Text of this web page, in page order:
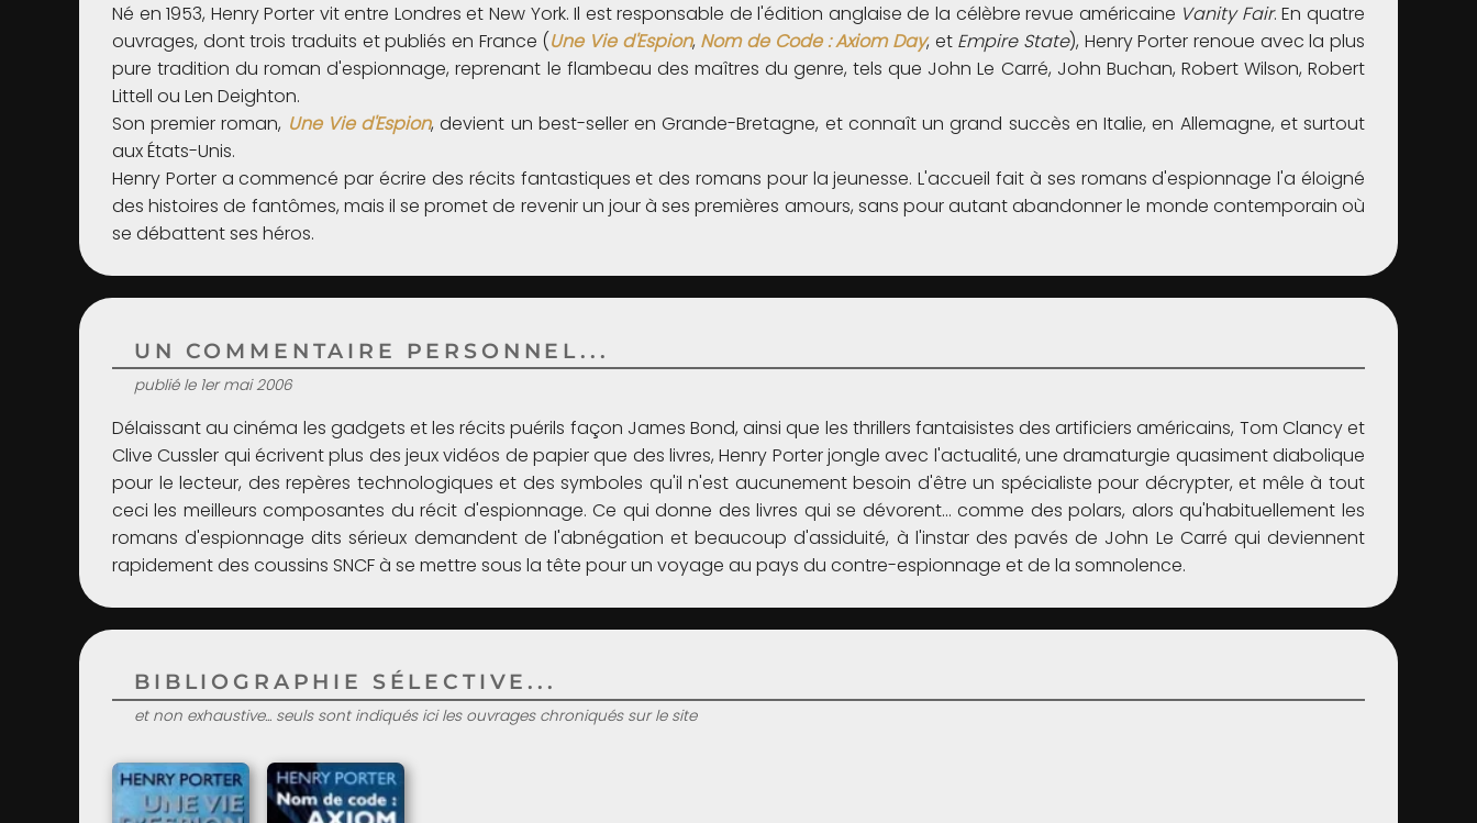
UN COMMENTAIRE PERSONNEL...
publié le 1er mai 2006
Délaissant au cinéma les gadgets et les récits puérils façon James Bond, ainsi que les thrillers fantaisistes des artificiers américains, Tom Clancy et
Clive Cussler qui écrivent plus des jeux vidéos de papier que des livres, Henry Porter jongle avec l'actualité, une dramaturgie quasiment diabolique
pour le lecteur, des repères technologiques et des symboles qu'il n'est aucunement besoin d'être un spécialiste pour décrypter, et mêle à tout
ceci les meilleurs composantes du récit d'espionnage. Ce qui donne des livres qui se dévorent... comme des polars, alors qu'habituellement les
romans d'espionnage dits sérieux demandent de l'abnégation et beaucoup d'assiduité, à l'instar des pavés de John Le Carré qui deviennent
rapidement des coussins SNCF à se mettre sous la tête pour un voyage au pays du contre-espionnage et de la somnolence.
Né en 1953, Henry Porter vit entre Londres et New York. Il est responsable de l'édition anglaise de la célèbre revue américaine Vanity Fair. En quatre
ouvrages, dont trois traduits et publiés en France (Une Vie d'Espion, Nom de Code : Axiom Day, et Empire State), Henry Porter renoue avec la plus
pure tradition du roman d'espionnage, reprenant le flambeau des maîtres du genre, tels que John Le Carré, John Buchan, Robert Wilson, Robert
Littell ou Len Deighton.
Son premier roman, Une Vie d'Espion, devient un best-seller en Grande-Bretagne, et connaît un grand succès en Italie, en Allemagne, et surtout
aux États-Unis.
Henry Porter a commencé par écrire des récits fantastiques et des romans pour la jeunesse. L'accueil fait à ses romans d'espionnage l'a éloigné
des histoires de fantômes, mais il se promet de revenir un jour à ses premières amours, sans pour autant abandonner le monde contemporain où
se débattent ses héros.
BIBLIOGRAPHIE SÉLECTIVE...
et non exhaustive... seuls sont indiqués ici les ouvrages chroniqués sur le site